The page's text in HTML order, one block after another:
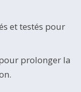
et testés pour
prolonger la